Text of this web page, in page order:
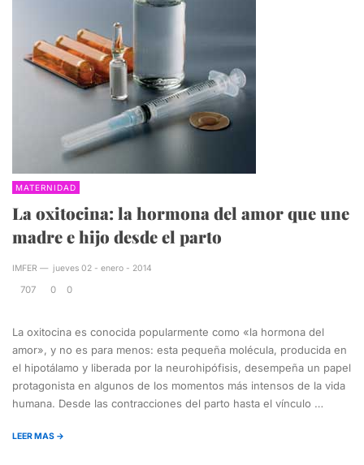
MATERNIDAD
La oxitocina: la hormona del amor que une
madre e hijo desde el parto
IMFER — jueves 02 - enero - 2014
707 0 0
La oxitocina es conocida popularmente como «la hormona del
amor», y no es para menos: esta pequeña molécula, producida en
el hipotálamo y liberada por la neurohipófisis, desempeña un papel
protagonista en algunos de los momentos más intensos de la vida
humana. Desde las contracciones del parto hasta el vínculo …
LEER MAS →